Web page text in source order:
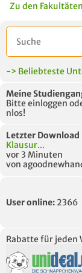
Zu den
-> Beliebteste
Meine
Bitte einloggen
nlos!
Letzter Download
Klausur...
vor 3 Minuten
von
User online: 2366
Rabatte für jeden